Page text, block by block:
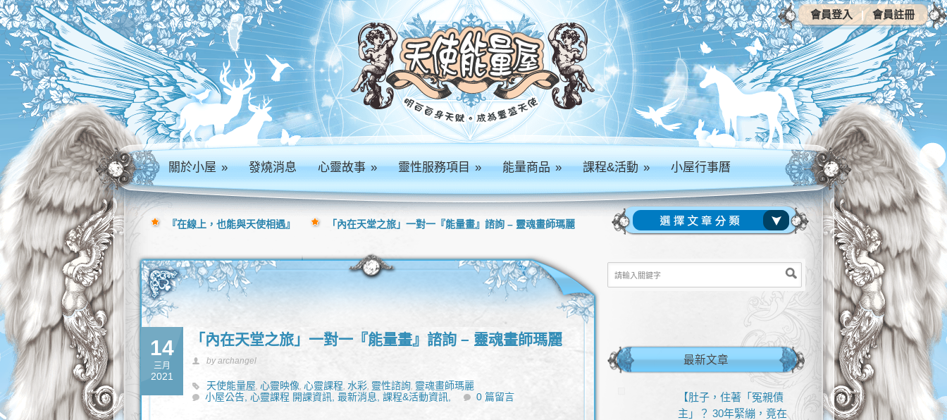
關於小屋» 發燒消息 心靈故事» 靈性服務項目» 能量商品» 課程&活動» 小屋行事曆
14
三月
2021
「內在天堂之旅」一對一『能量畫』諮詢 – 靈魂畫師瑪麗
by archangel
天使能量屋, 心靈映像, 心靈課程, 水彩, 靈性諮詢, 靈魂畫師瑪麗
小屋公告, 心靈課程 開課資訊, 最新消息, 課程&活動資訊, 0 篇留言
最新文章
【肚子，住著「冤親債
主」？ 30年緊繃，竟在
『在線上，也能與天使相遇』 「內在天堂之旅」一對一『能量畫』諮詢 – 靈魂畫師瑪麗
會員登入 | 會員註冊